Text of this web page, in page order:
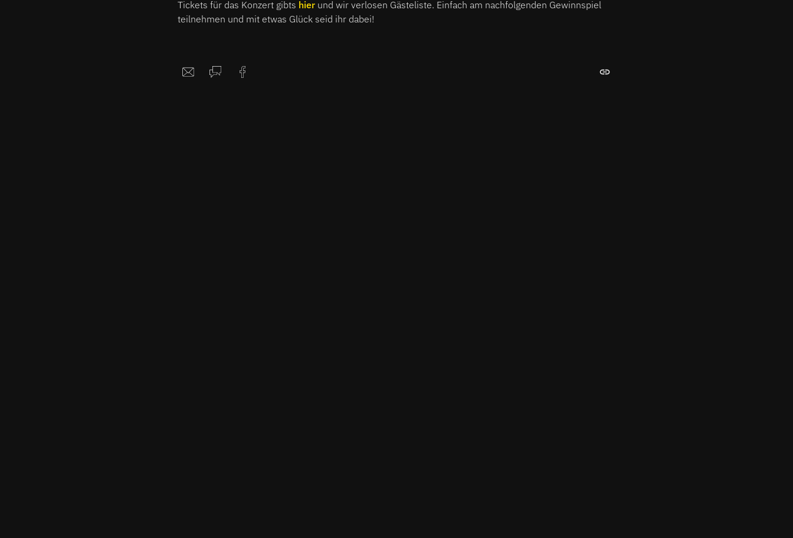
Tickets für das Konzert gibts hier und wir verlosen Gästeliste. Einfach am nachfolgenden Gewinnspiel
teilnehmen und mit etwas Glück seid ihr dabei!